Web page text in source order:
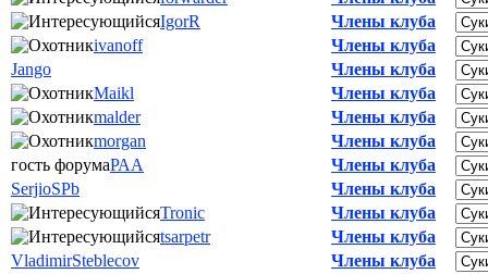
IgorR
Члены клуба
ivanoff
Члены клуба
Jango
Члены клуба
Maikl
Члены клуба
malder
Члены клуба
morgan
Члены клуба
гость форумаРАА
Члены клуба
SerjioSPb
Члены клуба
Tronic
Члены клуба
tsarpetr
Члены клуба
VladimirSteblecov
Члены клуба